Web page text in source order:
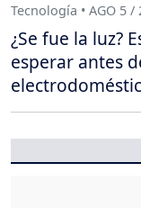
Tecnología • AGO 5 /
¿Se fue la luz?
esperar antes